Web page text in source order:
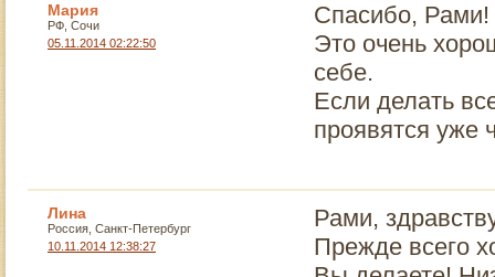
Мария
РФ, Сочи
05.11.2014 02:22:50
Спасибо, Рами!
Это очень
себе.
Если делать
проявятся уже
Лина
Россия, Санкт-Петербург
10.11.2014 12:38:27
Рами,
Прежде всего